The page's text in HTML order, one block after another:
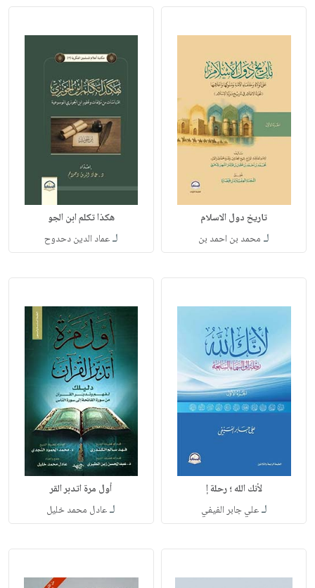
تاريخ دول الاسلام
لـ محمد بن احمد بن
هكذا تكلم ابن الجو
لـعماد الدين دحدوح
لأنك الله ؛ رحلة إ
لـعلي جابر الفيفي
أول مرة اتدبر القر
لـعادل محمد خليل